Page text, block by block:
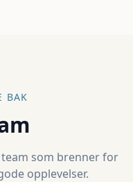
BAK
som brenner for
opplevelser.